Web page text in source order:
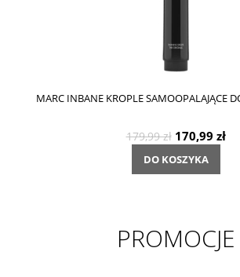
MARC INBANE KROPLE SAMOOPALAJĄCE
179,99 zł 170,99 zł
DO KOSZYKA
PROMOCJE